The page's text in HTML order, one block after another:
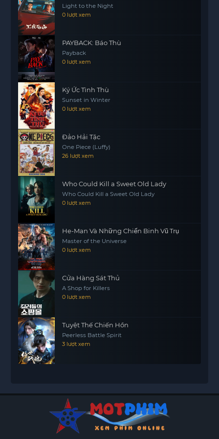
Pafun và Aioon vẫn tin rằng tình yêu chân thành
sẽ giúp họ vượt qua tất cả. Họ học cách tha thứ
cho nhau, trân trọng những khoảnh khắc bên
nhau và xây dựng lại niềm tin đã bị tổn thương.
Bộ phim “Trọn Vẹn” không chỉ là câu chuyện về
tình yêu, mà còn là hành trình tìm kiếm bản thân
và khám phá giá trị của mối quan hệ. Nó nhắc
nhở chúng ta rằng, tình yêu cần được nuôi dưỡng
và chăm sóc để có thể phát triển mạnh mẽ và bền
lâu.
Light to the Night
0 lượt xem
PAYBACK: Báo Thù
Payback
0 lượt xem
Ký Ức Tình Thù
Sunset in Winter
0 lượt xem
Đảo Hải Tặc
One Piece (Luffy)
26 lượt xem
Who Could Kill a Sweet Old Lady
Who Could Kill a Sweet Old Lady
0 lượt xem
He-Man Và Những Chiến Binh Vũ Trụ
Master of the Universe
0 lượt xem
Cửa Hàng Sát Thủ
A Shop for Killers
0 lượt xem
Tuyệt Thế Chiến Hồn
Peerless Battle Spirit
3 lượt xem